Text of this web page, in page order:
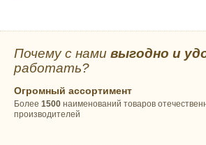
Почему с нами выгодно и
работать?
Огромный ассортимент
Более 1500 наименований товаров
производителей